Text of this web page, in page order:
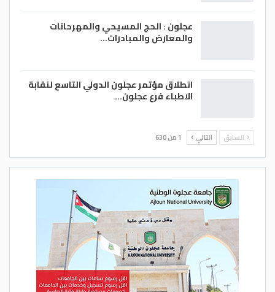
عجلون : الحج المسيحي والمهرحانات
والمعارض والمبادرات…
انطلاق مؤتمر عجلون الدولي التاسع لنقابة
الاطباء فرع عجلون…
السابق التالي 1 من 630